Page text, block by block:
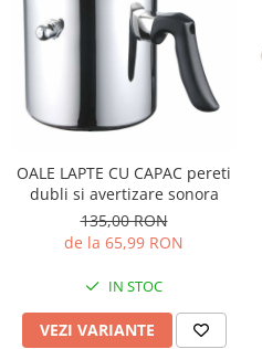
OALE LAPTE CU CAPAC pereti
dubli si avertizare sonora
135,00 RON
de la 65,99 RON
IN STOC
VEZI VARIANTE